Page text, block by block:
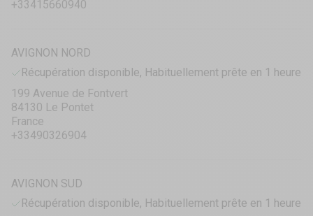
+33415660940
AVIGNON NORD
Récupération disponible, Habituellement prête en 1 heure
199 Avenue de Fontvert
84130 Le Pontet
France
+33490326904
AVIGNON SUD
Récupération disponible, Habituellement prête en 1 heure